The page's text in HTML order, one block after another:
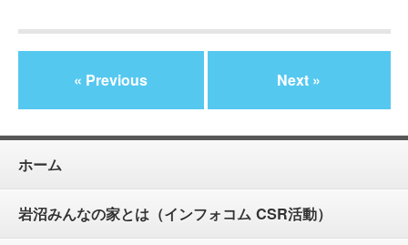
« Previous Next »
ホーム
岩沼みんなの家とは（インフォコム CSR活動）